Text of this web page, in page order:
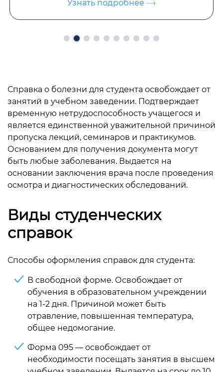
Справка о болезни для студента освобождает от
занятий в учебном заведении. Подтверждает
временную нетрудоспособность учащегося и
является единственной уважительной причиной
пропуска лекций, семинаров и практикумов.
Основанием для получения документа могут
быть любые заболевания. Выдается на
основании заключения врача после проведения
осмотра и диагностических обследований.
Виды студенческих
справок
Способы оформления справок для студента:
В свободной форме. Освобождает от
обучения в образовательном учреждении
на 1-2 дня. Причиной может быть
отравление, повышенная температура,
общее недомогание.
Форма 095 — освобождает от
необходимости посещать занятия в высшем